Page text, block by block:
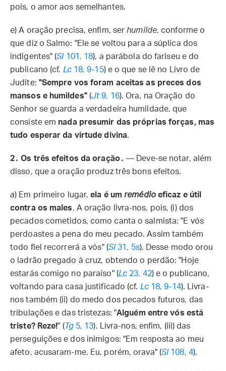
pois, o amor aos semelhantes.
e) A oração precisa, enfim, serhumilde, conforme o
que diz o Salmo: "Ele se voltou para a súplica dos
indigentes" (Sl 101, 18), a parábola do fariseu e do
publicano (cf. Lc18, 9-15) e o que se lê no Livro de
Judite: "Sempre vos foram aceitas as preces dos
mansos e humildes"(Jt9, 16). Ora, na Oração do
Senhor se guarda a verdadeira humildade, que
consiste em nada presumir das próprias forças, mas
tudo esperar da virtude divina.
2․ Os três efeitos da oração․ — Deve-se notar, além
disso, que a oração produz três bons efeitos.
a) Em primeiro lugar,ela é umremédioeficaz e útil
contra os males. A oração livra-nos, pois, (i) dos
pecados cometidos, como canta o salmista: "E vós
perdoastes a pena do meu pecado. Assim também
todo fiel recorrerá a vós" (Sl 31, 5s). Desse modo orou
o ladrão pregado à cruz, obtendo o perdão: "Hoje
estarás comigo no paraíso" (Lc 23, 42) e o publicano,
voltando para casa justificado (cf. Lc18, 9-14). Livra-
nos também (ii) do medo dos pecados futuros, das
tribulações e das tristezas: "Alguém entre vós está
triste? Reze!" (Tg5, 13). Livra-nos, enfim, (iii) das
perseguições e dos inimigos: "Em resposta ao meu
afeto, acusaram-me. Eu, porém, orava" (Sl 108, 4).